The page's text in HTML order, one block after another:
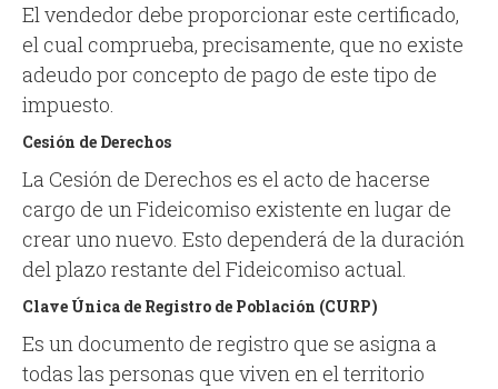
El vendedor debe proporcionar este certificado,
el cual comprueba, precisamente, que no existe
adeudo por concepto de pago de este tipo de
impuesto.
Cesión de Derechos
La Cesión de Derechos es el acto de hacerse
cargo de un Fideicomiso existente en lugar de
crear uno nuevo. Esto dependerá de la duración
del plazo restante del Fideicomiso actual.
Clave Única de Registro de Población (CURP)
Es un documento de registro que se asigna a
todas las personas que viven en el territorio